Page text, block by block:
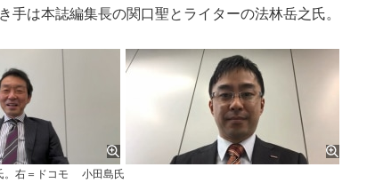
手は本誌編集長の関口聖とライターの法林岳之氏。
。右＝ドコモ 小田島氏